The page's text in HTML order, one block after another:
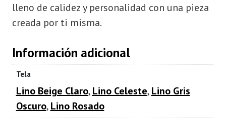
lleno de calidez y personalidad con una pieza
creada por ti misma.
Información adicional
Tela
Lino Beige Claro,Lino Celeste,Lino Gris
Oscuro,Lino Rosado